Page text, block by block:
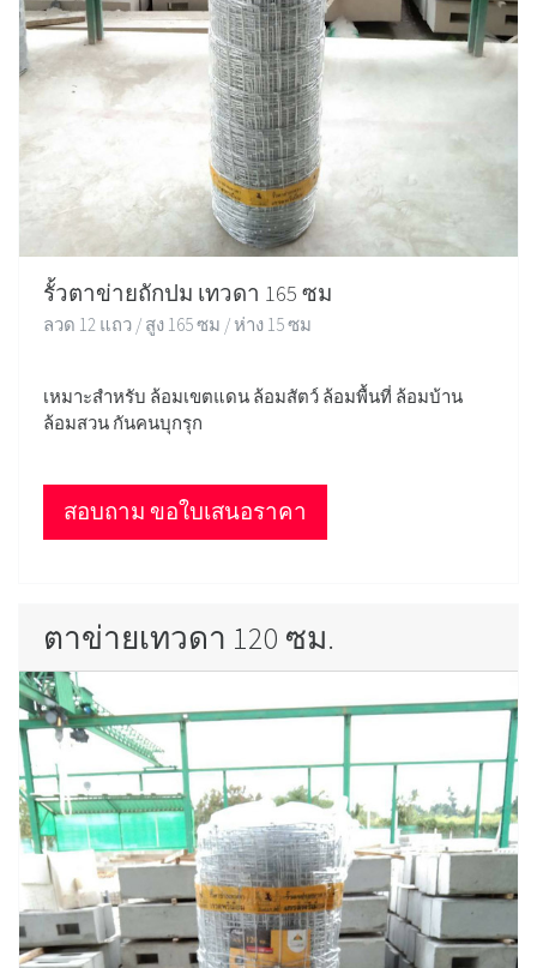
รั้วตาข่ายถักปม เทวดา 165 ซม
ลวด 12 แถว / สูง 165 ซม / ห่าง 15 ซม
เหมาะสำหรับ ล้อมเขตแดน ล้อมสัตว์ ล้อมพื้นที่ ล้อมบ้าน
ล้อมสวน กันคนบุกรุก
สอบถาม ขอใบเสนอราคา
ตาข่ายเทวดา 120 ซม.